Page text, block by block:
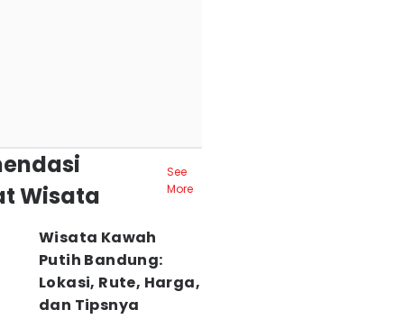
Wisata
See
More
Wisata Kawah
Putih Bandung:
Lokasi, Rute, Harga,
dan Tipsnya